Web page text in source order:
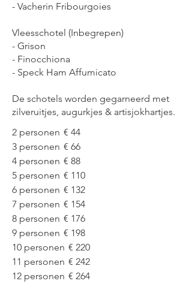
- Vacherin Fribourgoies
Vleesschotel (Inbegrepen)
- Grison
- Finocchiona
- Speck Ham Affumicato
De schotels worden gegarneerd met
zilveruitjes, augurkjes & artisjokhartjes.
2 personen € 44
3 personen € 66
4 personen € 88
5 personen € 110
6 personen € 132
7 personen € 154
8 personen € 176
9 personen € 198
10 personen € 220
11 personen € 242
12 personen € 264